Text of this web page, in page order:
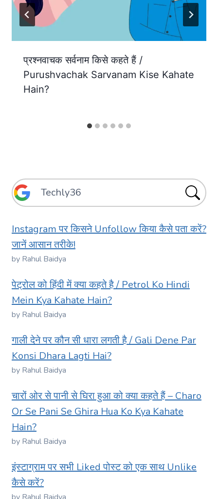
प्रश्नवाचक सर्वनाम किसे कहते हैं /
Purushvachak Sarvanam Kise Kahate
Hain?
Instagram पर किसने Unfollow किया कैसे पता करें?
जानें आसान तरीके!
by Rahul Baidya
पेट्रोल को हिंदी में क्या कहते है / Petrol Ko Hindi
Mein Kya Kahate Hain?
by Rahul Baidya
गाली देने पर कौन सी धारा लगती है / Gali Dene Par
Konsi Dhara Lagti Hai?
by Rahul Baidya
चारों ओर से पानी से घिरा हुआ को क्या कहते हैं – Charo
Or Se Pani Se Ghira Hua Ko Kya Kahate
Hain?
by Rahul Baidya
इंस्टाग्राम पर सभी Liked पोस्ट को एक साथ Unlike
कैसे करें?